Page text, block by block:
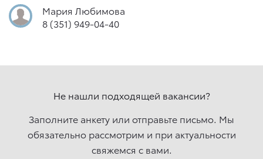
Мария Любимова
8 (351) 949-04-40
Не нашли подходящей вакансии?
Заполните анкету или отправьте письмо. Мы
обязательно рассмотрим и при актуальности
свяжемcя с вами.